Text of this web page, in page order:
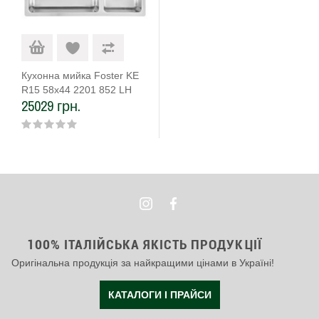
Кухонна мийка Foster KE
R15 58х44 2201 852 LH
25029 грн.
100% ІТАЛІЙСЬКА ЯКІСТЬ ПРОДУКЦІЇ
Оригінальна продукція за найкращими цінами в Україні!
КАТАЛОГИ І ПРАЙСИ